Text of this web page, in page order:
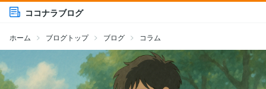
ココナラブログ
ホーム ブログトップ ブログ コラム